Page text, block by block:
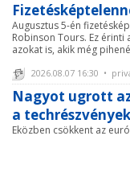
Augusztus 5-én
Robinson Tours. Ez érinti
azokat is, akik még
2026.08.07 16:30 •
Nagyot ugrott
a
Eközben csökkent az